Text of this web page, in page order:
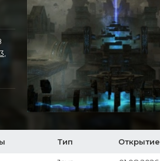
Тип Открытие